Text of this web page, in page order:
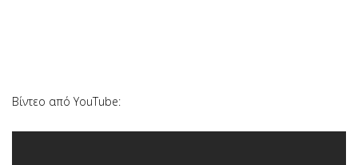
Βίντεο από YouTube: